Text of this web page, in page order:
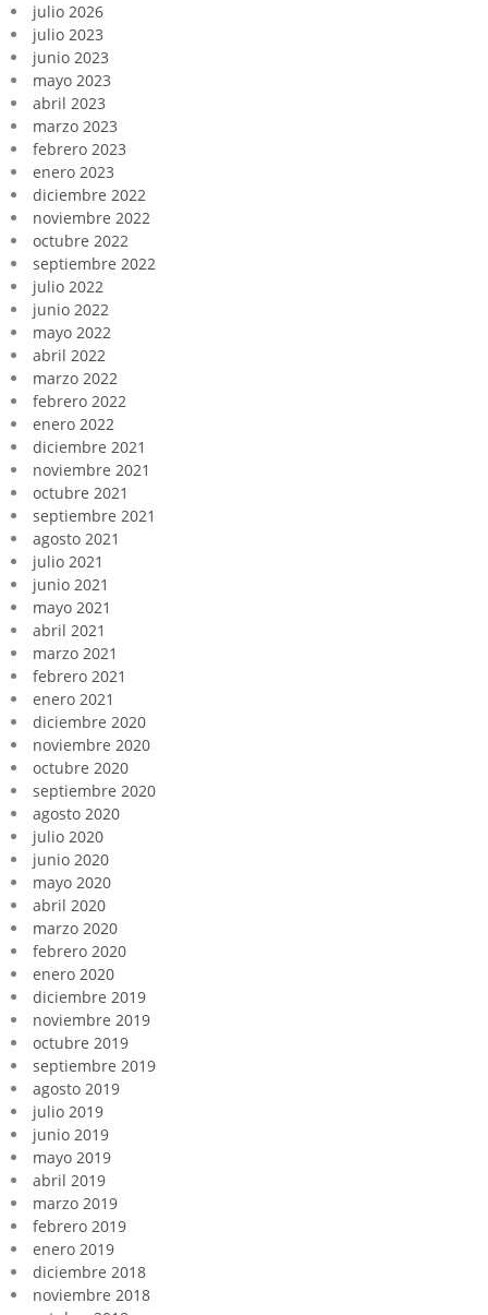
julio 2026
julio 2023
junio 2023
mayo 2023
abril 2023
marzo 2023
febrero 2023
enero 2023
diciembre 2022
noviembre 2022
octubre 2022
septiembre 2022
julio 2022
junio 2022
mayo 2022
abril 2022
marzo 2022
febrero 2022
enero 2022
diciembre 2021
noviembre 2021
octubre 2021
septiembre 2021
agosto 2021
julio 2021
junio 2021
mayo 2021
abril 2021
marzo 2021
febrero 2021
enero 2021
diciembre 2020
noviembre 2020
octubre 2020
septiembre 2020
agosto 2020
julio 2020
junio 2020
mayo 2020
abril 2020
marzo 2020
febrero 2020
enero 2020
diciembre 2019
noviembre 2019
octubre 2019
septiembre 2019
agosto 2019
julio 2019
junio 2019
mayo 2019
abril 2019
marzo 2019
febrero 2019
enero 2019
diciembre 2018
noviembre 2018